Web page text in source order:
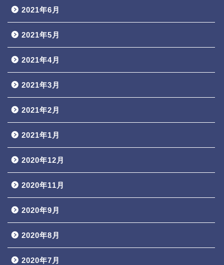
2021年6月
2021年5月
2021年4月
2021年3月
2021年2月
2021年1月
2020年12月
2020年11月
2020年9月
2020年8月
2020年7月